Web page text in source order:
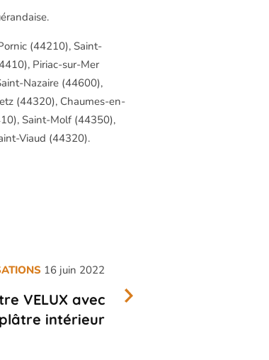
(44210), Saint-
Piriac-sur-Mer
Nazaire (44600),
(44320), Chaumes-en-
Saint-Molf (44350),
Viaud (44320).
16 juin 2022
VELUX avec
intérieur